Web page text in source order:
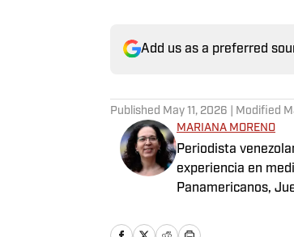
Add us as a preferred
Published May 11, 2026 | Modified
MARIANA MORENO
Periodista
experiencia en
Panamericanos,